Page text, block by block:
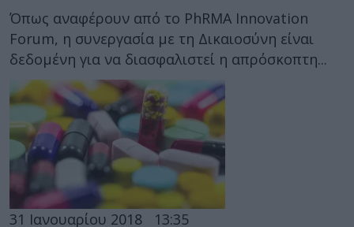
Όπως αναφέρουν από το PhRMA Innovation
Forum, η συνεργασία με τη Δικαιοσύνη είναι
δεδομένη για να διασφαλιστεί η απρόσκοπτη...
31 Ιανουαρίου 2018 13:35